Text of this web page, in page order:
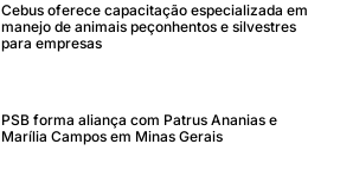
Cebus oferece capacitação especializada em
manejo de animais peçonhentos e silvestres
para empresas
PSB forma aliança com Patrus Ananias e
Marília Campos em Minas Gerais